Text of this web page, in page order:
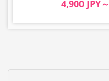
4,900 JPY～